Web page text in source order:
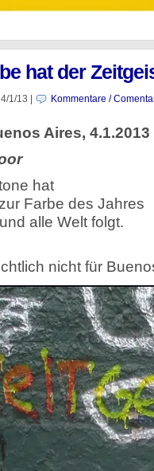
hat der
4/1/13 Kommentare /
Aires, 4.1.2013
hat
Farbe des Jahres
alle Welt folgt.
nicht für